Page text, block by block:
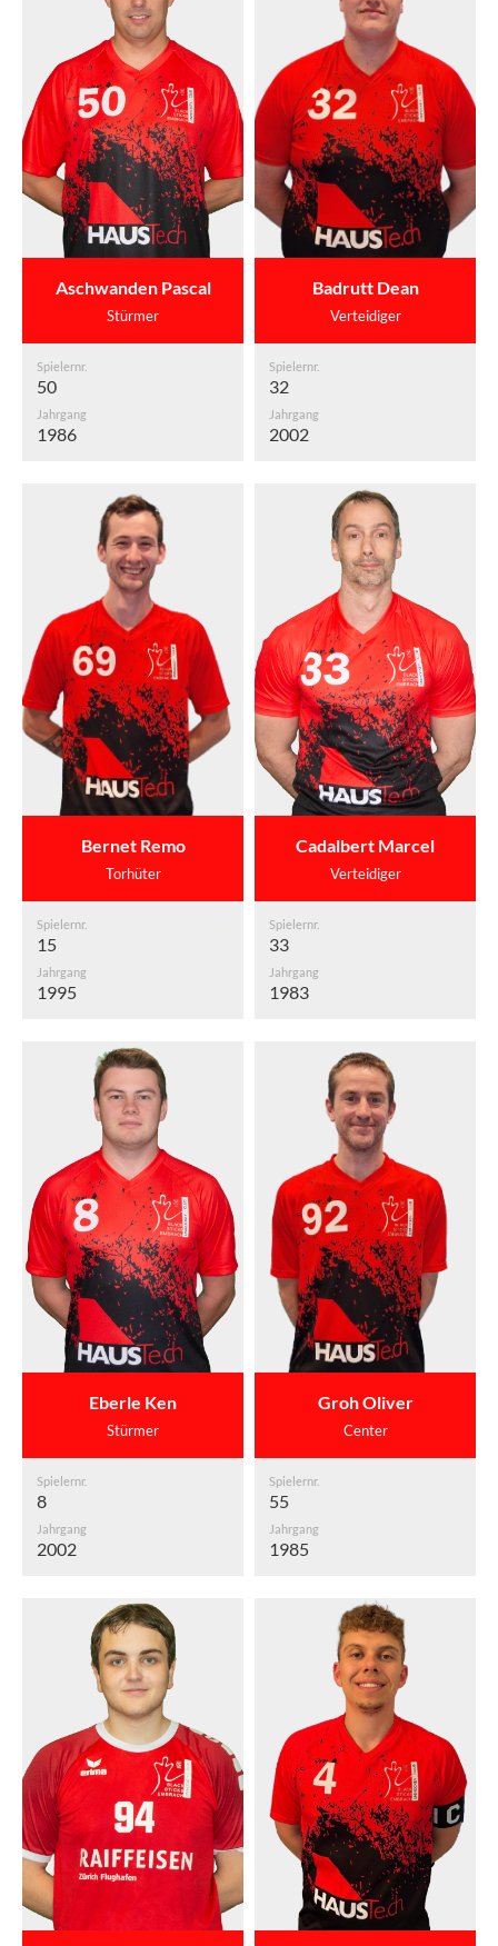
Aschwanden Pascal
Stürmer
Spielernr.
50
Jahrgang
1986
Badrutt Dean
Verteidiger
Spielernr.
32
Jahrgang
2002
Bernet Remo
Torhüter
Spielernr.
15
Jahrgang
1995
Cadalbert Marcel
Verteidiger
Spielernr.
33
Jahrgang
1983
Eberle Ken
Stürmer
Spielernr.
8
Jahrgang
2002
Groh Oliver
Center
Spielernr.
55
Jahrgang
1985